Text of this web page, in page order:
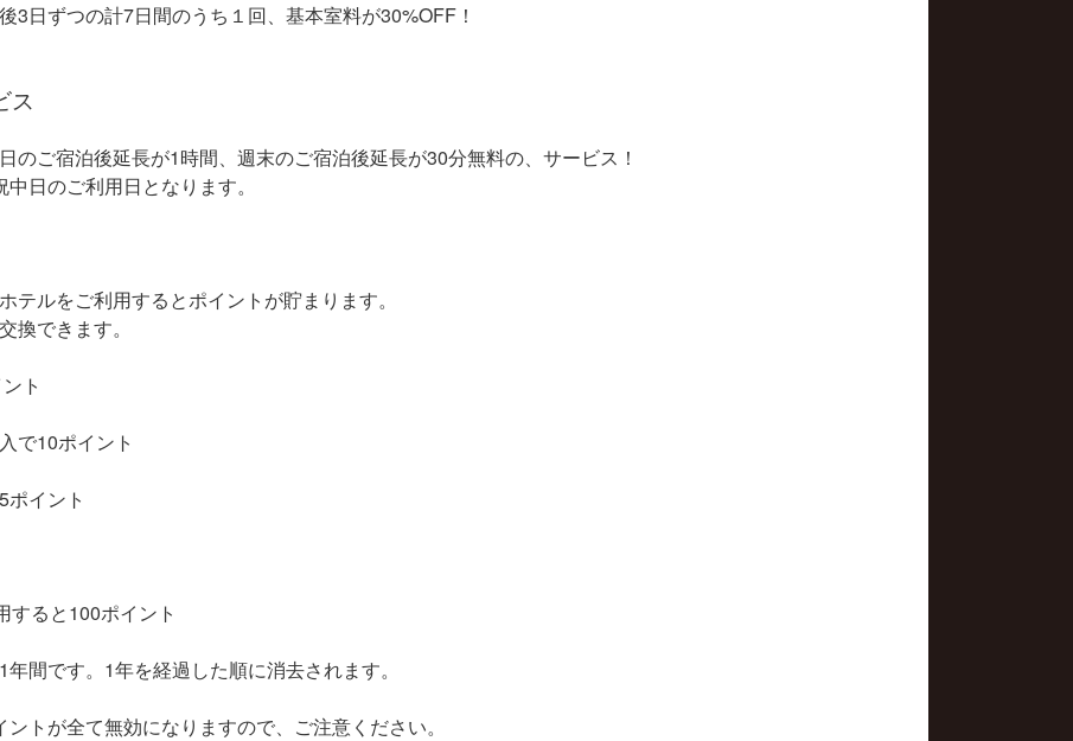
3日ずつの計7日間のうち１回、基本室料が30%OFF！
ス
のご宿泊後延長が1時間、週末のご宿泊後延長が30分無料の、サービス！
日のご利用日となります。
テルをご利用するとポイントが貯まります。
換できます。
ト
で10ポイント
イント
すると100ポイント
間です。1年を経過した順に消去されます。
トが全て無効になりますので、ご注意ください。